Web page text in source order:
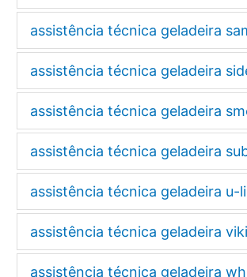
assistência técnica geladeira
assistência técnica geladeira
assistência técnica geladeira
assistência técnica geladeira
assistência técnica geladeira u-
assistência técnica geladeira
assistência técnica geladeira